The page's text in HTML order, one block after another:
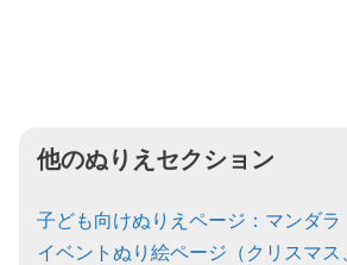
他のぬりえセクション
子ども向けぬりえページ：マンダラ
イベントぬり絵ページ（クリスマ